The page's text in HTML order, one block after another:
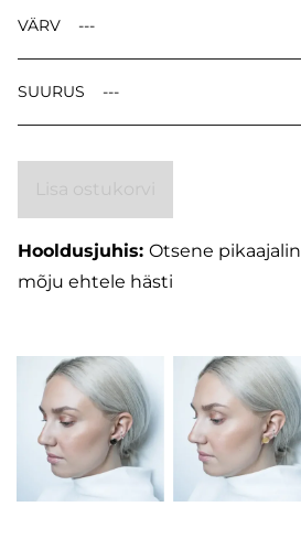
VÄRV
SUURUS
Hooldusjuhis: Otsene
mõju ehtele hästi